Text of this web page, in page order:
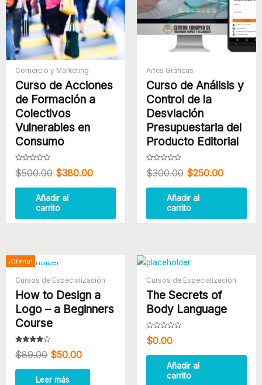
Comercio y Marketing
Curso de Acciones
de Formación a
Colectivos
Vulnerables en
Consumo
Valorado
con
de
$500.00 $380.00
Añadir al
carrito
Artes Gráficas
Curso de Análisis y
Control de la
Desviación
Presupuestaria del
Producto Editorial
Valorado
con
de
$300.00 $250.00
Añadir al
carrito
¡Oferta!
Cursos de Especialización
How to Design a
Logo – a Beginners
Course
Valorado
con
de 5
$89.00
El
original
era:
$89.00.
$50.00
actual
es:
$50.00.
Leer más
Cursos de Especialización
The Secrets of
Body Language
Valorado
con
de
$0.00
Añadir al
carrito